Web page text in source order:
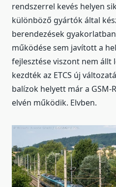
rendszerrel kevés helyen
különböző gyártók által
berendezések
működése sem javított a
fejlesztése viszont nem állt
kezdték az ETCS új
balízok helyett már a
elvén működik. Elvben.